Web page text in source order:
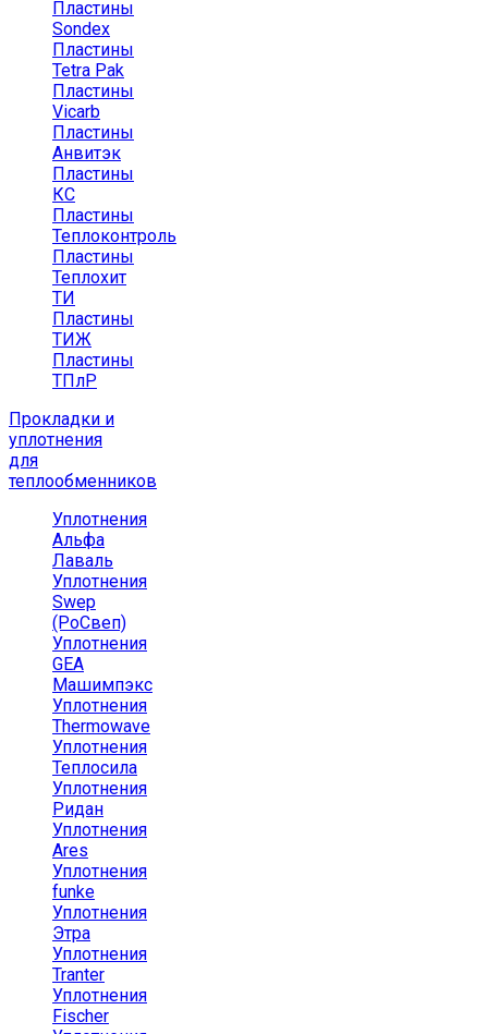
Пластины
Sondex
Пластины
Tetra Pak
Пластины
Vicarb
Пластины
Анвитэк
Пластины
КС
Пластины
Теплоконтроль
Пластины
Теплохит
ТИ
Пластины
ТИЖ
Пластины
ТПлР
Прокладки и
уплотнения
для
теплообменников
Уплотнения
Альфа
Лаваль
Уплотнения
Swep
(РоСвеп)
Уплотнения
GEA
Машимпэкс
Уплотнения
Thermowave
Уплотнения
Теплосила
Уплотнения
Ридан
Уплотнения
Ares
Уплотнения
funke
Уплотнения
Этра
Уплотнения
Tranter
Уплотнения
Fischer